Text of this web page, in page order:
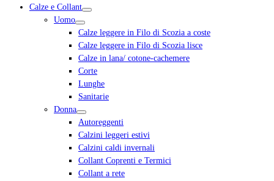
Calze e Collant
Uomo
Calze leggere in Filo di Scozia a coste
Calze leggere in Filo di Scozia lisce
Calze in lana/ cotone-cachemere
Corte
Lunghe
Sanitarie
Donna
Autoreggenti
Calzini leggeri estivi
Calzini caldi invernali
Collant Coprenti e Termici
Collant a rete